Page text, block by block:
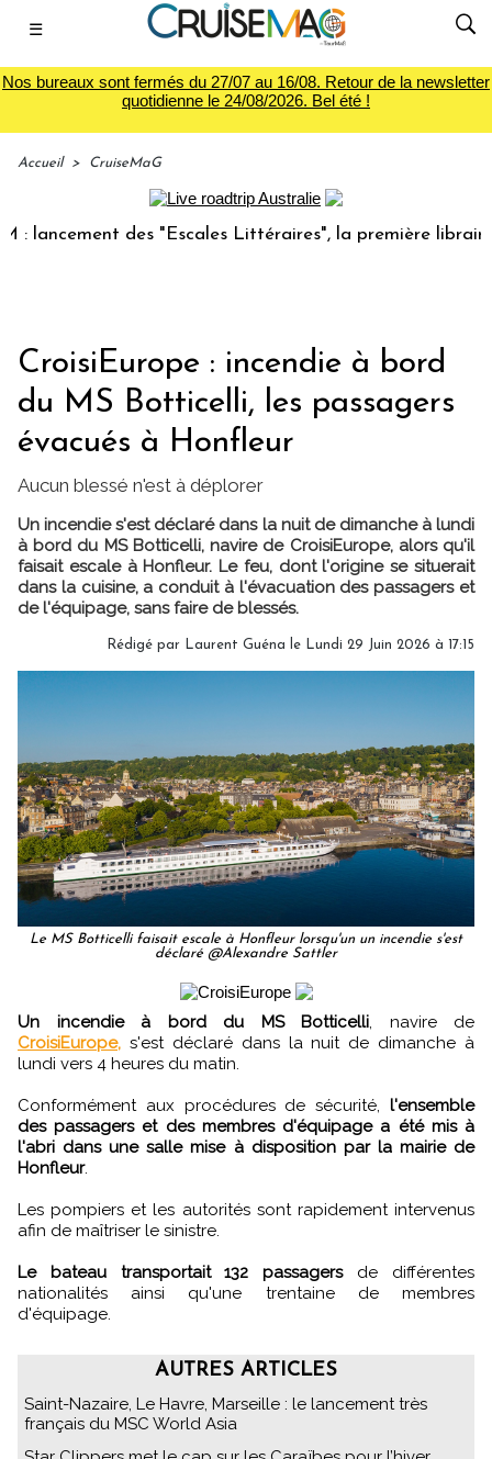
☰
Nos bureaux sont fermés du 27/07 au 16/08. Retour de la newsletter
quotidienne le 24/08/2026. Bel été !
Accueil > CruiseMaG
des "Escales Littéraires", la première librairie du
CroisiEurope : incendie à bord
du MS Botticelli, les passagers
évacués à Honfleur
Aucun blessé n'est à déplorer
Un incendie s'est déclaré dans la nuit de dimanche à lundi
à bord du MS Botticelli, navire de CroisiEurope, alors qu'il
faisait escale à Honfleur. Le feu, dont l'origine se situerait
dans la cuisine, a conduit à l'évacuation des passagers et
de l'équipage, sans faire de blessés.
Rédigé par Laurent Guéna le Lundi 29 Juin 2026 à 17:15
Le MS Botticelli faisait escale à Honfleur lorsqu'un un incendie s'est
déclaré @Alexandre Sattler
Un incendie à bord du MS Botticelli, navire de
CroisiEurope, s'est déclaré dans la nuit de dimanche à
lundi vers 4 heures du matin.
Conformément aux procédures de sécurité, l'ensemble
des passagers et des membres d'équipage a été mis à
l'abri dans une salle mise à disposition par la mairie de
Honfleur.
Les pompiers et les autorités sont rapidement intervenus
afin de maîtriser le sinistre.
Le bateau transportait 132 passagersde différentes
nationalités ainsi qu'une trentaine de membres
d'équipage.
AUTRES ARTICLES
Saint-Nazaire, Le Havre, Marseille : le lancement très
français du MSC World Asia